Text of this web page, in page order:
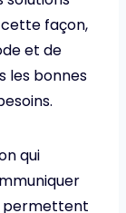
façon,
et de
les bonnes
qui
permettent